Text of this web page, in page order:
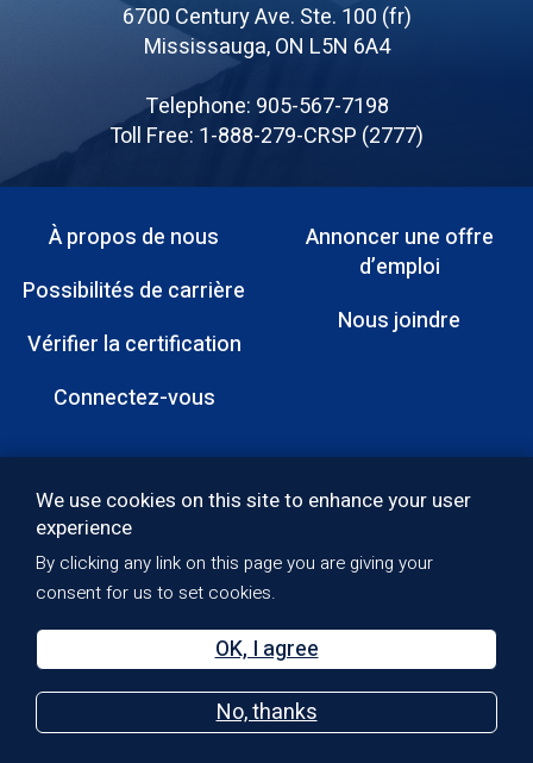
We use cookies on this site to enhance your user
experience
By clicking any link on this page you are giving your
consent for us to set cookies.
OK, I agree
No, thanks
Canadian
Registered
Safety
Professionals
6700 Century Ave. Ste. 100 (fr)
Mississauga, ON L5N 6A4
Telephone: 905-567-7198
Toll Free: 1-888-279-CRSP (2777)
Menu
Pied
de
page
À propos de nous
Possibilités de carrière
Vérifier la certification
Connectez-vous
Annoncer une offre
d’emploi
Nous joindre
Footer:
Social
Media
Footer:
Bottom
Politique de qualité
Politique de confidentialité
Droits d’auteur
Accessibilité
Terms of Use
Sitemap